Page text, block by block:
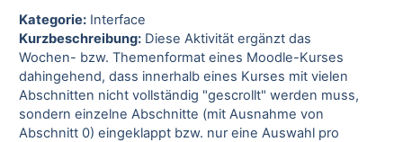
Kategorie:Interface
Kurzbeschreibung:Diese Aktivität ergänzt das
Wochen- bzw. Themenformat eines Moodle-Kurses
dahingehend, dass innerhalb eines Kurses mit vielen
Abschnitten nicht vollständig "gescrollt" werden muss,
sondern einzelne Abschnitte (mit Ausnahme von
Abschnitt 0) eingeklappt bzw. nur eine Auswahl pro